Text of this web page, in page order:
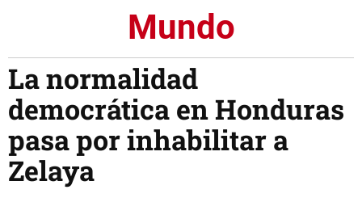
Mundo
La normalidad
democrática en Honduras
pasa por inhabilitar a
Zelaya